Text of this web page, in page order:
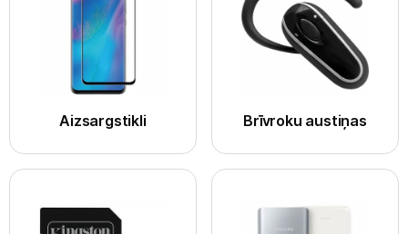
Telefoni, planšetdatori
Viedierīces
Sadzīves tehnika
Skaistumkopšana
Sports un atpūta
Ražotāju atjaunota tehnika
Aizsargstikli Brīvroku austiņas